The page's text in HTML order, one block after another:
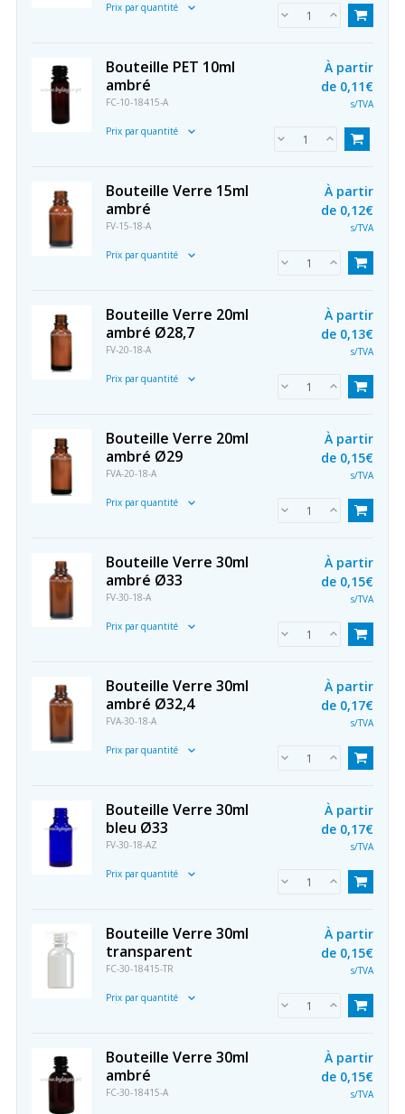
Prix par quantité
Bouteille PET 10ml
ambré
FC-10-18415-A
Prix par quantité
À partir
de 0,11€
s/TVA
Bouteille Verre 15ml
ambré
FV-15-18-A
Prix par quantité
À partir
de 0,12€
s/TVA
Bouteille Verre 20ml
ambré Ø28,7
FV-20-18-A
Prix par quantité
À partir
de 0,13€
s/TVA
Bouteille Verre 20ml
ambré Ø29
FVA-20-18-A
Prix par quantité
À partir
de 0,15€
s/TVA
Bouteille Verre 30ml
ambré Ø33
FV-30-18-A
Prix par quantité
À partir
de 0,15€
s/TVA
Bouteille Verre 30ml
ambré Ø32,4
FVA-30-18-A
Prix par quantité
À partir
de 0,17€
s/TVA
Bouteille Verre 30ml
bleu Ø33
FV-30-18-AZ
Prix par quantité
À partir
de 0,17€
s/TVA
Bouteille Verre 30ml
transparent
FC-30-18415-TR
Prix par quantité
À partir
de 0,15€
s/TVA
Bouteille Verre 30ml
ambré
FC-30-18415-A
À partir
de 0,15€
s/TVA